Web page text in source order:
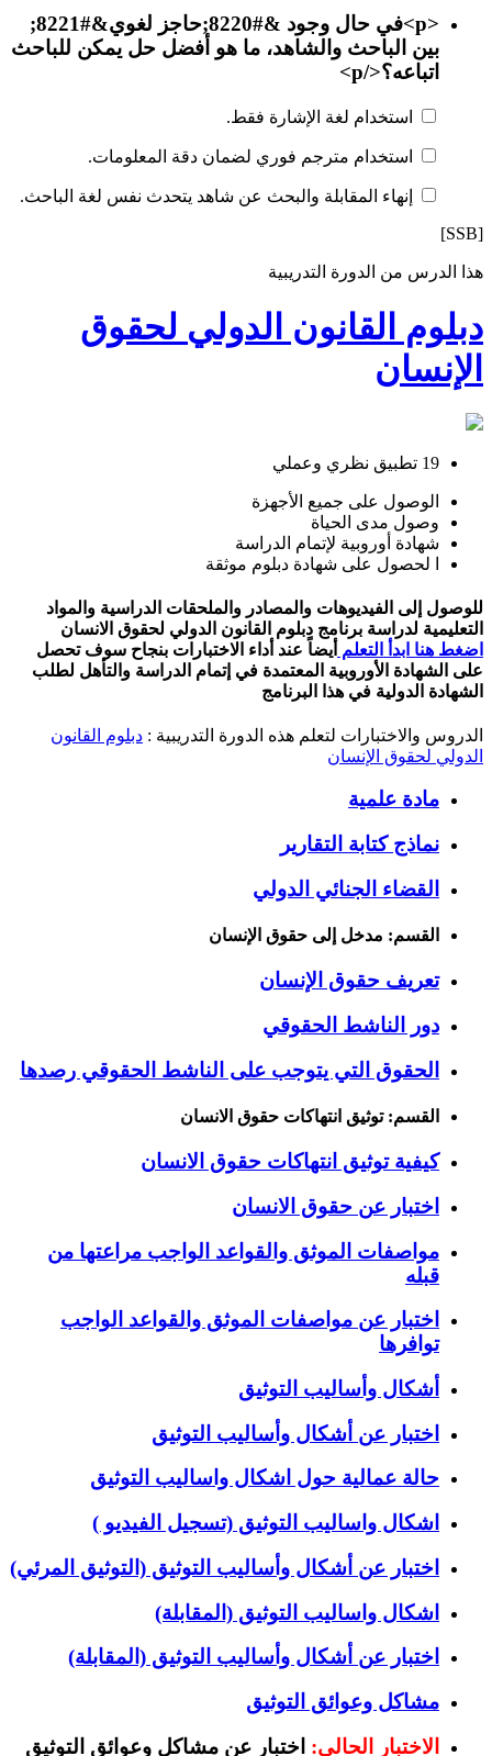
<p>في حال وجود &#8220;حاجز لغوي&#8221;
بين الباحث والشاهد، ما هو أفضل حل يمكن للباحث
اتباعه؟</p>
استخدام لغة الإشارة فقط.
استخدام مترجم فوري لضمان دقة المعلومات.
إنهاء المقابلة والبحث عن شاهد يتحدث نفس لغة الباحث.
[SSB]
هذا الدرس من الدورة التدريبية
دبلوم القانون الدولي لحقوق
الإنسان
19 تطبيق نظري وعملي
الوصول على جميع الأجهزة
وصول مدى الحياة
شهادة أوروبية لإتمام الدراسة
ا لحصول على شهادة دبلوم موثقة
للوصول إلى الفيديوهات والمصادر والملحقات الدراسية والمواد
التعليمية لدراسة برنامج دبلوم القانون الدولي لحقوق الانسان
اضغط هنا ابدأ التعلم أيضاً عند أداء الاختبارات بنجاح سوف تحصل
على الشهادة الأوروبية المعتمدة في إتمام الدراسة والتأهل لطلب
الشهادة الدولية في هذا البرنامج
الدروس والاختبارات لتعلم هذه الدورة التدريبية : دبلوم القانون
الدولي لحقوق الإنسان
مادة علمية
نماذج كتابة التقارير
القضاء الجنائي الدولي
القسم: مدخل إلى حقوق الإنسان
تعريف حقوق الإنسان
دور الناشط الحقوقي
الحقوق التي يتوجب على الناشط الحقوقي رصدها
القسم: توثيق انتهاكات حقوق الانسان
كيفية توثيق انتهاكات حقوق الانسان
اختبار عن حقوق الانسان
مواصفات الموثق والقواعد الواجب مراعتها من
قبله
اختبار عن مواصفات الموثق والقواعد الواجب
توافرها
أشكال وأساليب التوثيق
اختبار عن أشكال وأساليب التوثيق
حالة عمالية حول اشكال واساليب التوثيق
اشكال واساليب التوثيق (تسجيل الفيديو )
اختبار عن أشكال وأساليب التوثيق (التوثيق المرئي)
اشكال واساليب التوثيق (المقابلة)
اختبار عن أشكال وأساليب التوثيق (المقابلة)
مشاكل وعوائق التوثيق
الاختبار الحالي: اختبار عن مشاكل وعوائق التوثيق